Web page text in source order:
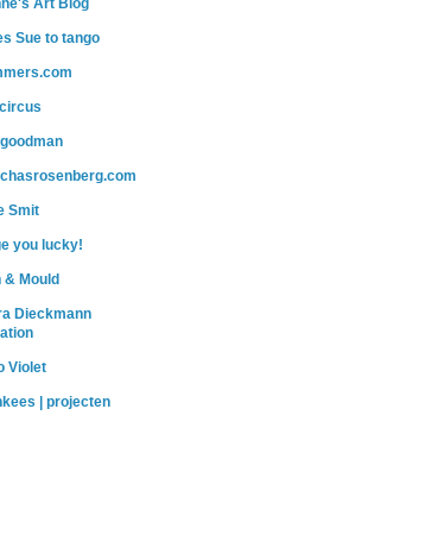
Art Blog
Sue to tango
Smit
you lucky!
& Mould
Dieckmann
Violet
| projecten